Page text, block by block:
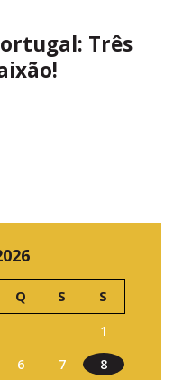
Três
Q S S
1
6 7
8